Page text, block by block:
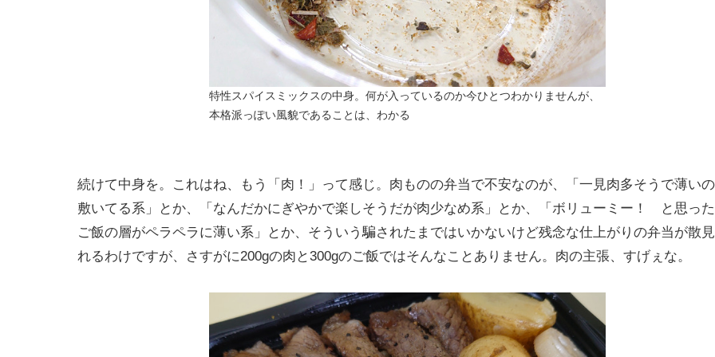
特性スパイスミックスの中身。何が入っているのか今ひとつわかりませんが、
本格派っぽい風貌であることは、わかる
続けて中身を。これはね、もう「肉！」って感じ。肉ものの弁当で不安なのが、「一見肉多そうで薄い
敷いてる系」とか、「なんだかにぎやかで楽しそうだが肉少なめ系」とか、「ボリューミー！ と思っ
ご飯の層がペラペラに薄い系」とか、そういう騙されたまではいかないけど残念な仕上がりの弁当が散
れるわけですが、さすがに200gの肉と300gのご飯ではそんなことありません。肉の主張、すげぇな。